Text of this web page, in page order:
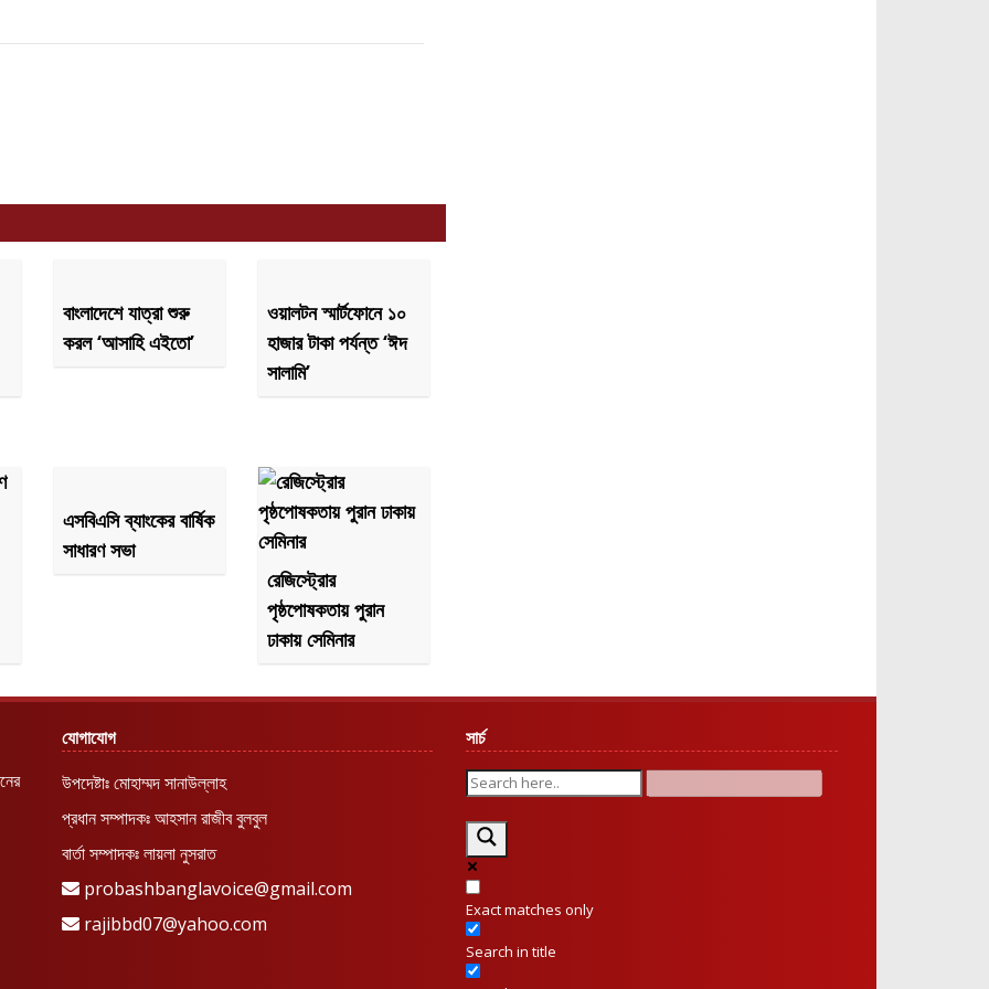
বাংলাদেশে যাত্রা শুরু
করল ‘আসাহি এইতো’
ওয়ালটন স্মার্টফোনে ১০
হাজার টাকা পর্যন্ত ‘ঈদ
সালামি’
এসবিএসি ব্যাংকের বার্ষিক
সাধারণ সভা
রেজিস্ট্রোর
পৃষ্ঠপোষকতায় পুরান
ঢাকায় সেমিনার
যোগাযোগ
উপদেষ্টাঃ মোহাম্মদ সানাউল্লাহ
প্রধান সম্পাদকঃ আহসান রাজীব বুলবুল
বার্তা সম্পাদকঃ লায়লা নুসরাত
probashbanglavoice@gmail.com
rajibbd07@yahoo.com
সার্চ
Exact matches only
Search in title